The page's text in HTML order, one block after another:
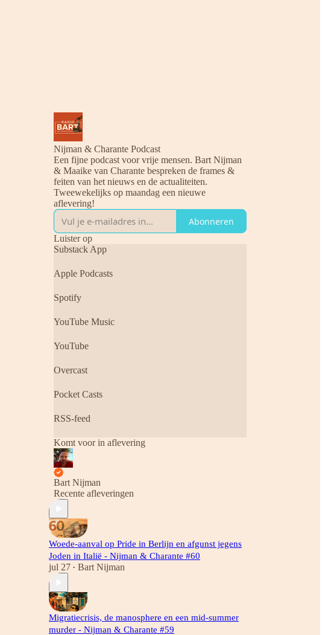
Nijman & Charante Podcast
Een fijne podcast voor vrije mensen. Bart Nijman
& Maaike van Charante bespreken de frames &
feiten van het nieuws en de actualiteiten.
Tweewekelijks op maandag een nieuwe
aflevering!
Abonneren
Luister op
Substack App
Apple Podcasts
Spotify
YouTube Music
YouTube
Overcast
Pocket Casts
RSS-feed
Komt voor in aflevering
Bart Nijman
Recente afleveringen
Woede-aanval op Pride in Berlijn en afgunst jegens
Joden in Italië - Nijman & Charante #60
jul 27 • Bart Nijman
Migratiecrisis, de manosphere en een mid-summer
murder - Nijman & Charante #59